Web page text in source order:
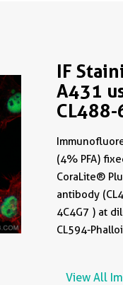
IF
A431
(4% PFA)
CoraLite®
antibody
4C4G7 ) at
CL594-
View All